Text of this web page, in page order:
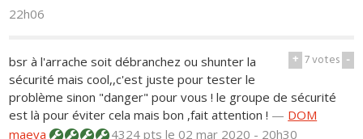
22h06
+ 7votes -
bsr à l'arrache soit débranchez ou shunter la
sécurité mais cool,,c'est juste pour tester le
problème sinon "danger" pour vous ! le groupe de sécurité
est là pour éviter cela mais bon ,fait attention ! — DOM
maeva
4324 ptsle 02 mar 2020 - 20h30